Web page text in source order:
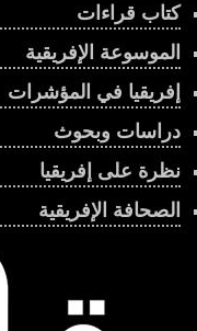
كتاب قراءات
الموسوعة الإفريقية
إفريقيا في المؤشرات
دراسات وبحوث
نظرة على إفريقيا
الصحافة الإفريقية